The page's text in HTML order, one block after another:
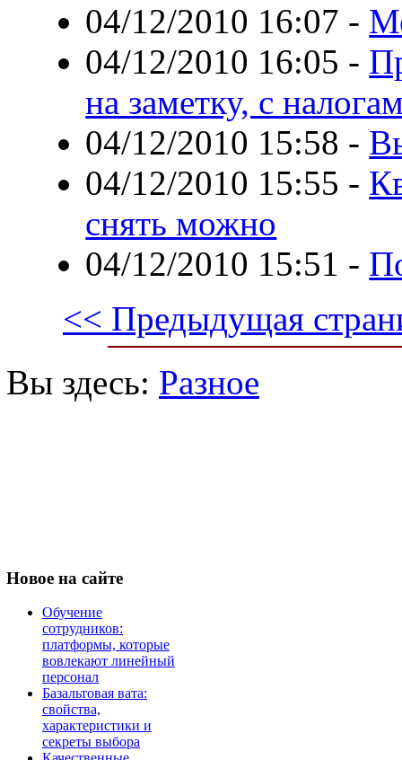
04/12/2010 16:07 -
04/12/2010 16:05 -
на заметку, с
04/12/2010 15:58 -
04/12/2010 15:55 -
снять можно
04/12/2010 15:51 -
<< Предыдущая
Вы здесь: Разное
Новое на сайте
Обучение
сотрудников:
платформы, которые
вовлекают линейный
персонал
Базальтовая вата:
свойства,
характеристики и
секреты выбора